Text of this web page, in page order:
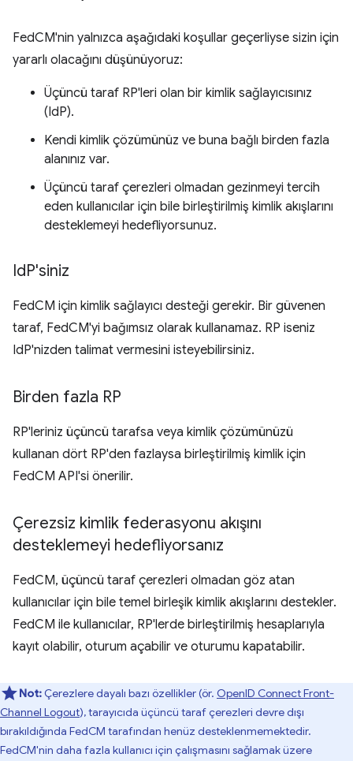
FedCM'nin yalnızca aşağıdaki koşullar geçerliyse sizin için
yararlı olacağını düşünüyoruz:
Üçüncü taraf RP'leri olan bir kimlik sağlayıcısınız
(IdP).
Kendi kimlik çözümünüz ve buna bağlı birden fazla
alanınız var.
Üçüncü taraf çerezleri olmadan gezinmeyi tercih
eden kullanıcılar için bile birleştirilmiş kimlik akışlarını
desteklemeyi hedefliyorsunuz.
IdP'siniz
FedCM için kimlik sağlayıcı desteği gerekir. Bir güvenen
taraf, FedCM'yi bağımsız olarak kullanamaz. RP iseniz
IdP'nizden talimat vermesini isteyebilirsiniz.
Birden fazla RP
RP'leriniz üçüncü tarafsa veya kimlik çözümünüzü
kullanan dört RP'den fazlaysa birleştirilmiş kimlik için
FedCM API'si önerilir.
Çerezsiz kimlik federasyonu akışını
desteklemeyi hedefliyorsanız
FedCM, üçüncü taraf çerezleri olmadan göz atan
kullanıcılar için bile temel birleşik kimlik akışlarını destekler.
FedCM ile kullanıcılar, RP'lerde birleştirilmiş hesaplarıyla
kayıt olabilir, oturum açabilir ve oturumu kapatabilir.
Not: Çerezlere dayalı bazı özellikler (ör. OpenID Connect Front-
Channel Logout), tarayıcıda üçüncü taraf çerezleri devre dışı
bırakıldığında FedCM tarafından henüz desteklenmemektedir.
FedCM'nin daha fazla kullanıcı için çalışmasını sağlamak üzere